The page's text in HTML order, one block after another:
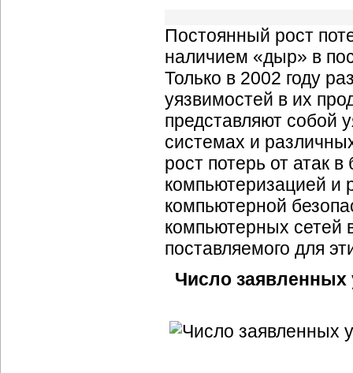
Постоянный рост
наличием «дыр» в
Только в 2002 году
уязвимостей в их
представляют собой
системах и
рост потерь от атак
компьютеризацией и
компьютерной
компьютерных сетей
поставляемого для
Число заявленных